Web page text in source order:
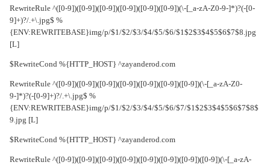
RewriteRule ^([0-9])([0-9])([0-9])([0-9])([0-9])([0-9])(\-[_a-zA-Z0-9-]*)?(-[0-
9]+)?/.+\.jpg$ %
{ENV:REWRITEBASE}img/p/$1/$2/$3/$4/$5/$6/$1$2$3$4$5$6$7$8.jpg
[L]
RewriteCond %{HTTP_HOST} ^zayanderod.com$
RewriteRule ^([0-9])([0-9])([0-9])([0-9])([0-9])([0-9])([0-9])(\-[_a-zA-Z0-
9-]*)?(-[0-9]+)?/.+\.jpg$ %
{ENV:REWRITEBASE}img/p/$1/$2/$3/$4/$5/$6/$7/$1$2$3$4$5$6$7$8$
9.jpg [L]
RewriteCond %{HTTP_HOST} ^zayanderod.com$
RewriteRule ^([0-9])([0-9])([0-9])([0-9])([0-9])([0-9])([0-9])([0-9])(\-[_a-zA-